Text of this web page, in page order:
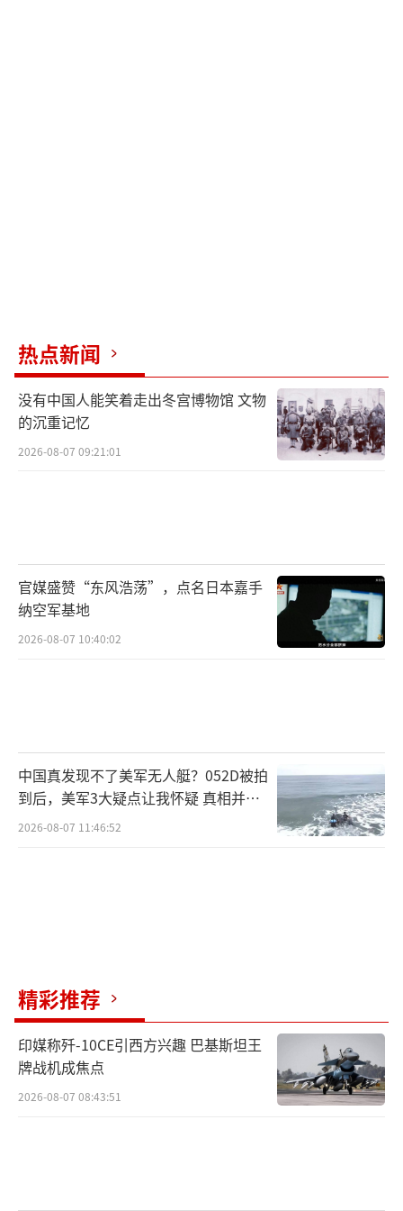
热点新闻
没有中国人能笑着走出冬宫博物馆 文物
的沉重记忆
2026-08-07 09:21:01
官媒盛赞“东风浩荡”，点名日本嘉手
纳空军基地
2026-08-07 10:40:02
中国真发现不了美军无人艇？052D被拍
到后，美军3大疑点让我怀疑 真相并非
如此
2026-08-07 11:46:52
精彩推荐
印媒称歼-10CE引西方兴趣 巴基斯坦王
牌战机成焦点
2026-08-07 08:43:51